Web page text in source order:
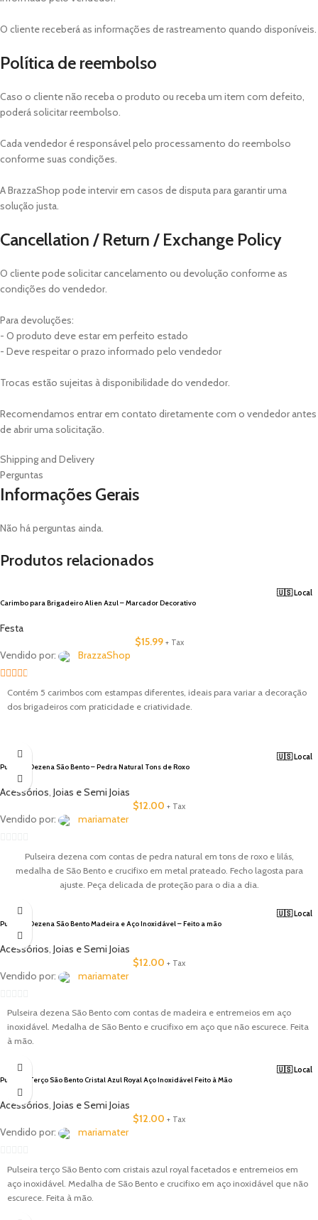
O cliente receberá as informações de rastreamento quando disponíveis.
Política de reembolso
Caso o cliente não receba o produto ou receba um item com defeito,
poderá solicitar reembolso.
Cada vendedor é responsável pelo processamento do reembolso
conforme suas condições.
A BrazzaShop pode intervir em casos de disputa para garantir uma
solução justa.
Cancellation / Return / Exchange Policy
O cliente pode solicitar cancelamento ou devolução conforme as
condições do vendedor.
Para devoluções:
- O produto deve estar em perfeito estado
- Deve respeitar o prazo informado pelo vendedor
Trocas estão sujeitas à disponibilidade do vendedor.
Recomendamos entrar em contato diretamente com o vendedor antes
de abrir uma solicitação.
Shipping and Delivery
Perguntas
Informações Gerais
Não há perguntas ainda.
Produtos relacionados
🇺🇸 Local
Carimbo para Brigadeiro Alien Azul – Marcador Decorativo
Festa
$15.99 + Tax
Vendido por: BrazzaShop
2.33
out of
Contém 5 carimbos com estampas diferentes, ideais para variar a decoração
dos brigadeiros com praticidade e criatividade.
🇺🇸 Local
Pulseira Dezena São Bento – Pedra Natural Tons de Roxo
Acessórios, Joias e Semi Joias
$12.00 + Tax
Vendido por: mariamater
Pulseira dezena com contas de pedra natural em tons de roxo e lilás,
medalha de São Bento e crucifixo em metal prateado. Fecho lagosta para
ajuste. Peça delicada de proteção para o dia a dia.
🇺🇸 Local
Pulseira Dezena São Bento Madeira e Aço Inoxidável – Feito a mão
Acessórios Joias e Semi Joias
$12.00 + Tax
Vendido por: mariamater
out
of
Pulseira dezena São Bento com contas de madeira e entremeios em aço
inoxidável. Medalha de São Bento e crucifixo em aço que não escurece. Feita
à mão.
🇺🇸 Local
Pulseira Terço São Bento Cristal Azul Royal Aço Inoxidável Feito à Mão
Acessórios, Joias e Semi Joias
$12.00 + Tax
Vendido por: mariamater
out
of
Pulseira terço São Bento com cristais azul royal facetados e entremeios em
aço inoxidável. Medalha de São Bento e crucifixo em aço inoxidável que não
escurece. Feita à mão.